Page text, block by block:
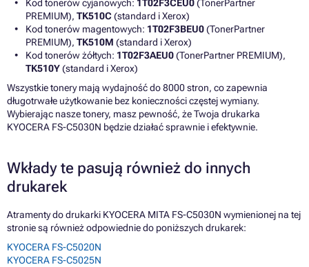
Kod tonerów cyjanowych: 1T02F3CEU0(TonerPartner
PREMIUM), TK510C (standard i Xerox)
Kod tonerów magentowych: 1T02F3BEU0(TonerPartner
PREMIUM), TK510M (standard i Xerox)
Kod tonerów żółtych: 1T02F3AEU0(TonerPartner PREMIUM),
TK510Y(standard i Xerox)
Wszystkie tonery mają wydajność do 8000 stron, co zapewnia
długotrwałe użytkowanie bez konieczności częstej wymiany.
Wybierając nasze tonery, masz pewność, że Twoja drukarka
KYOCERA FS-C5030N będzie działać sprawnie i efektywnie.
Wkłady te pasują również do innych
drukarek
Atramenty do drukarki KYOCERA MITA FS-C5030N wymienionej na tej
stronie są również odpowiednie do poniższych drukarek:
KYOCERA FS-C5020N
KYOCERA FS-C5025N